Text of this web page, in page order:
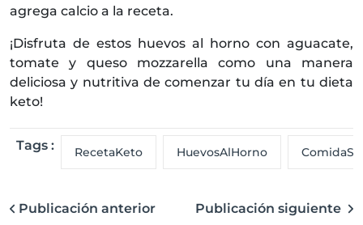
agrega calcio a la receta.
¡Disfruta de estos huevos al horno con aguacate,
tomate y queso mozzarella como una manera
deliciosa y nutritiva de comenzar tu día en tu dieta
keto!
Tags : RecetaKeto HuevosAlHorno
Publicación anterior Publicación siguiente